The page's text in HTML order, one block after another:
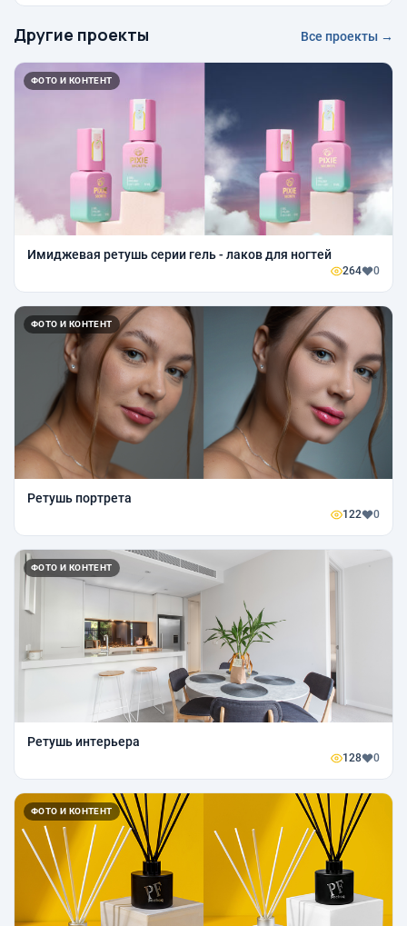
Другие проекты Все проекты →
ФОТО И КОНТЕНТ
Имиджевая ретушь серии гель - лаков для ногтей
264 0
ФОТО И КОНТЕНТ
Ретушь портрета
122 0
ФОТО И КОНТЕНТ
Ретушь интерьера
128 0
ФОТО И КОНТЕНТ